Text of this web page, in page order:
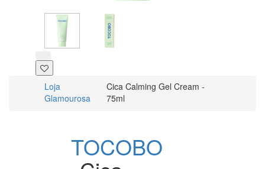
Loja
Glamourosa
Cica Calming Gel Cream -
75ml
TOCOBO